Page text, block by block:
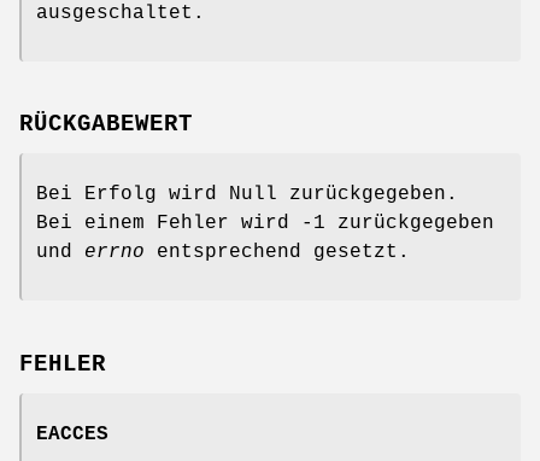
ausgeschaltet.
RÜCKGABEWERT
Bei Erfolg wird Null zurückgegeben.
Bei einem Fehler wird -1 zurückgegeben
und errno entsprechend gesetzt.
FEHLER
EACCES